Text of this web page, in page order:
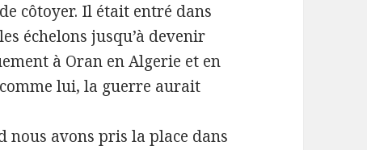
côtoyer. Il était entré dans
échelons jusqu’à devenir
à Oran en Algerie et en
lui, la guerre aurait
avons pris la place dans